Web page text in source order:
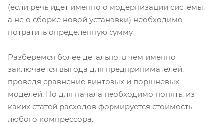
(если речь идет именно о модернизации системы,
а не о сборке новой установки) необходимо
потратить определенную сумму.
Разберемся более детально, в чем именно
заключается выгода для предпринимателей,
проведя сравнение винтовых и поршневых
моделей. Но для начала необходимо понять, из
каких статей расходов формируется стоимость
любого компрессора.